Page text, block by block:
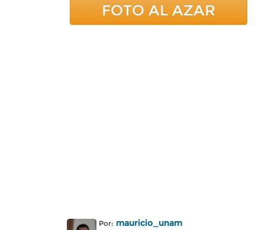
FOTO AL AZAR
Por: mauricio_unam